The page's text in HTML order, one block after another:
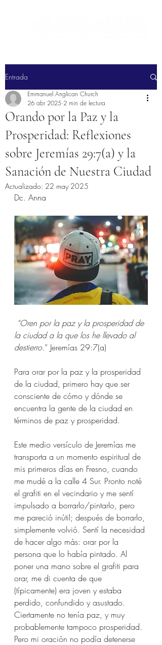
Entrada
Orando por la Paz y la
Prosperidad: Reflexiones
sobre Jeremías 29:7(a) y la
Sanación de Nuestra Ciudad
Emmanuel Anglican Church
26 abr 2025 2 min de lectura
Actualizado: 22 may 2025
Dc. Anna
“Oren por la paz y la prosperidad de
la ciudad a la que los he llevado al
destierro.” Jeremías 29:7(a)
Para orar por la paz y la prosperidad
de la ciudad, primero hay que ser
consciente de cómo y dónde se
encuentra la gente de la ciudad en
términos de paz y prosperidad.
Este medio versículo de Jeremías me
transporta a un momento espiritual de
mis primeros días en Fresno, cuando
me mudé a la calle 4 Sur. Pronto noté
el grafiti en el vecindario y me sentí
impulsado a borrarlo/pintarlo, pero
me pareció inútil; después de borrarlo,
simplemente volvió. Sentí la necesidad
de hacer algo más: orar por la
persona que lo había pintado. Al
poner una mano sobre el grafiti para
orar, me di cuenta de que
(típicamente) era joven y estaba
perdido, confundido y asustado.
Ciertamente no tenía paz, y muy
probablemente tampoco prosperidad.
Pero mi oración no podía detenerse